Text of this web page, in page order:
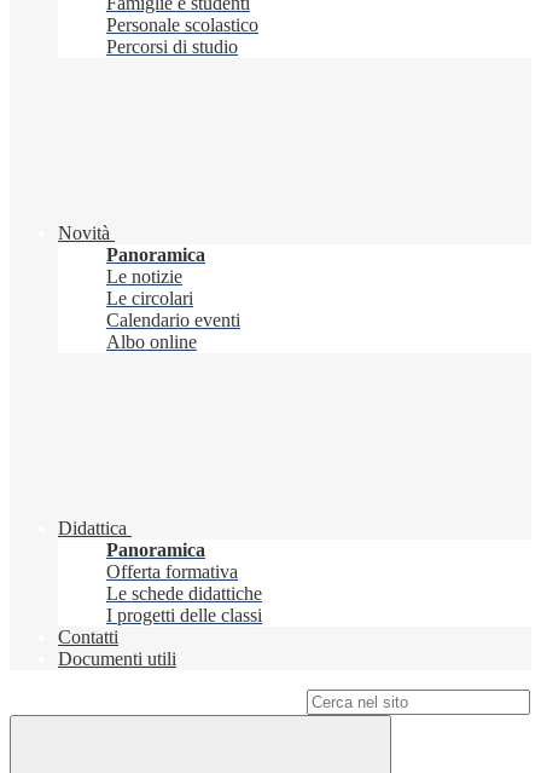
Personale scolastico
Percorsi di studio
Novità
Panoramica
Le notizie
Le circolari
Calendario eventi
Albo online
Didattica
Panoramica
Offerta formativa
Le schede didattiche
I progetti delle classi
Contatti
Documenti utili